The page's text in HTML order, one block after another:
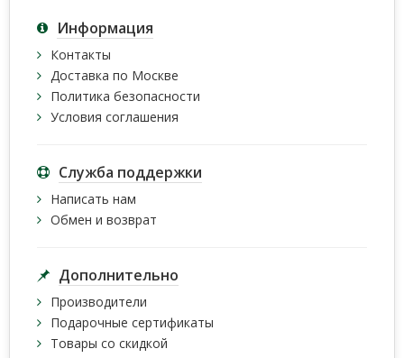
Информация
Контакты
Доставка по Москве
Политика безопасности
Условия соглашения
Служба поддержки
Написать нам
Обмен и возврат
Дополнительно
Производители
Подарочные сертификаты
Товары со скидкой